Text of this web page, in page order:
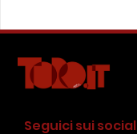
Seguici sui social